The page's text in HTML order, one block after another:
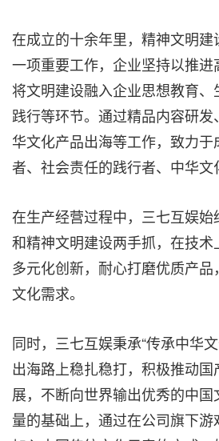
在成立的十余年里，精神文明
一项重要工作，企业坚持以推进
将文明建设融入企业思想教育
践行等环节。通过精品内容研
华文化产品出海等工作，致力
者、社会责任的践行者、中华文
在生产经营过程中，三七互娱
和精神文明建设两手抓，在技
多元化创新，耐心打磨优质产
文化需求。
同时，三七互娱秉承“传承中华
出海路上稳扎稳打，积极推动
展，不断向世界输出优秀的中
量的基础上，通过在公司旗下